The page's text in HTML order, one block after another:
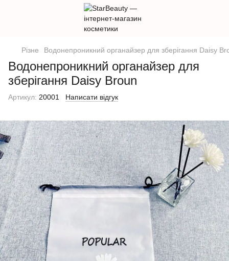
Різне Водонепроникний органайзер для зберігання Daisy
Водонепроникний органайзер для
зберігання Daisy Broun
Артикул: 20001 Написати відгук